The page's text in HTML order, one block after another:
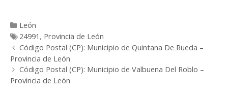
Categorías
León
Etiquetas
24991 , Provincia de León
Post
navigation
Código Postal (CP): Municipio de Quintana De Rueda –
Provincia de León
Código Postal (CP): Municipio de Valbuena Del Roblo –
Provincia de León